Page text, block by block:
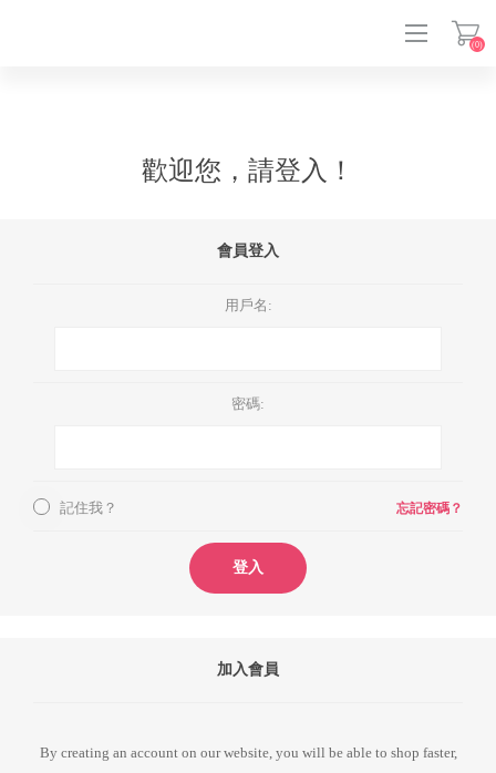
(0)
歡迎您，請登入！
會員登入
用戶名:
密碼:
記住我？ 忘記密碼？
登入
加入會員
By creating an account on our website, you will be able to shop faster,